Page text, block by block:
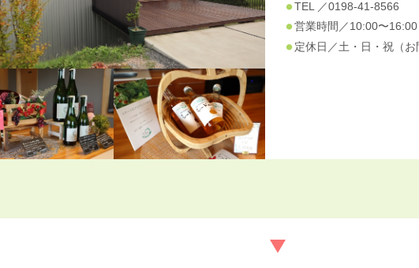
TEL ／0198-41-8566
営業時間／10:00〜16:00
定休日／土・日・祝（お